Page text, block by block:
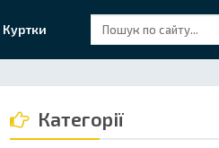
Куртки
Категорії